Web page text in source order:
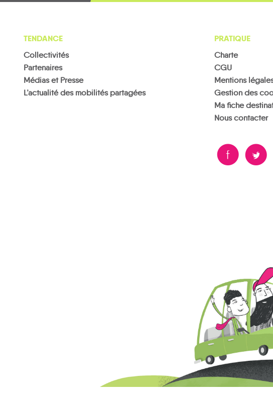
TENDANCE
Collectivités
Partenaires
Médias et Presse
L’actualité des mobilités partagées
PRATIQUE
Charte
CGU
Mentions
Gestion des
Ma fiche
Nous contacter
B A